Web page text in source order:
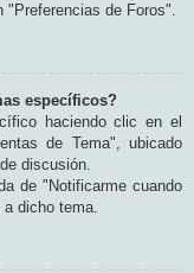
"Preferencias de Foros".
específicos?
haciendo clic en el
de Tema", ubicado
discusión.
de "Notificarme cuando
dicho tema.